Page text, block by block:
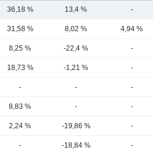
36,18 % 13,4 % -
31,58 % 8,02 % 4,94 %
8,25 % -22,4 % -
18,73 % -1,21 % -
- - -
8,83 % - -
2,24 % -19,86 % -
- -18,84 % -